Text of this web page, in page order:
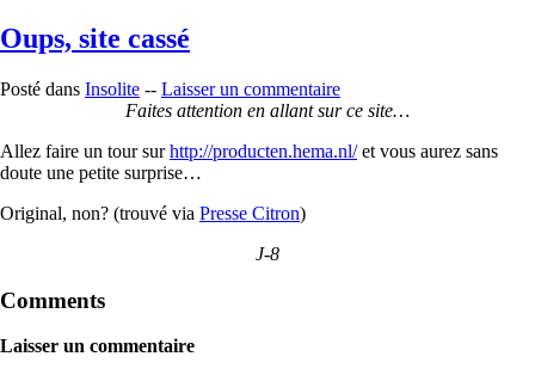
Oups, site cassé
Posté dans Insolite -- Laisser un commentaire
Faites attention en allant sur ce site…
Allez faire un tour surhttp://producten.hema.nl/et vous aurez sans
doute une petite surprise…
Original, non? (trouvé via Presse Citron)
J-8
Comments
Laisser un commentaire